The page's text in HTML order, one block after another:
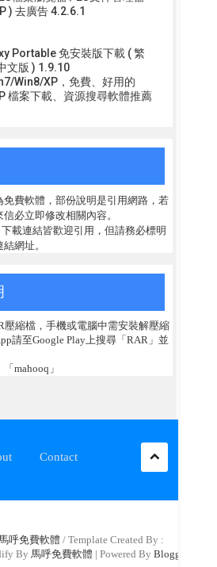
) 去廣告 4.2.6.1
Portable 免安裝版下載 ( 繁
文版 ) 1.9.10
Win8/XP，免費、好用的
檔案下載、資源搜尋軟體推薦
免費軟體，部份說明是引用網路，若
必立即修改相關內容。
載連結皆歡迎引用，但請務必標明
網址。
壓縮檔，手機或電腦中需安裝解壓縮
請至Google Play上搜尋「RAR」並
mahooq」
Contact
馬呼免費軟體 / Template Created By :
By 馬呼免費軟體 | Powered By Blogger